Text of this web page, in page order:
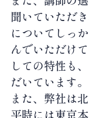
聞いていただ
についてしっ
んでいただけ
しての特性も
だいています。
また、弊社は
平時には東京